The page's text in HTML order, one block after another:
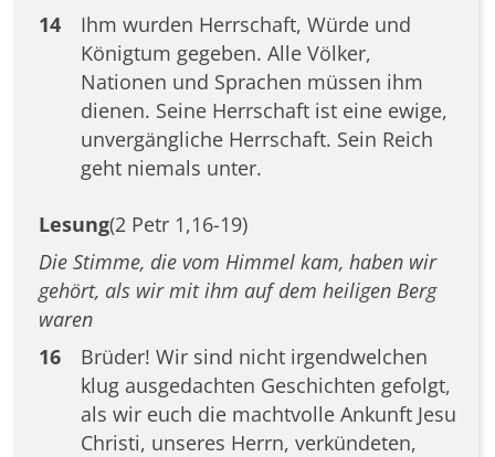
14
Ihm wurden Herrschaft, Würde und
Königtum gegeben. Alle Völker,
Nationen und Sprachen müssen ihm
dienen. Seine Herrschaft ist eine ewige,
unvergängliche Herrschaft. Sein Reich
geht niemals unter.
Lesung(2 Petr 1,16-19)
Die Stimme, die vom Himmel kam, haben wir
gehört, als wir mit ihm auf dem heiligen Berg
waren
16
Brüder! Wir sind nicht irgendwelchen
klug ausgedachten Geschichten gefolgt,
als wir euch die machtvolle Ankunft Jesu
Christi, unseres Herrn, verkündeten,